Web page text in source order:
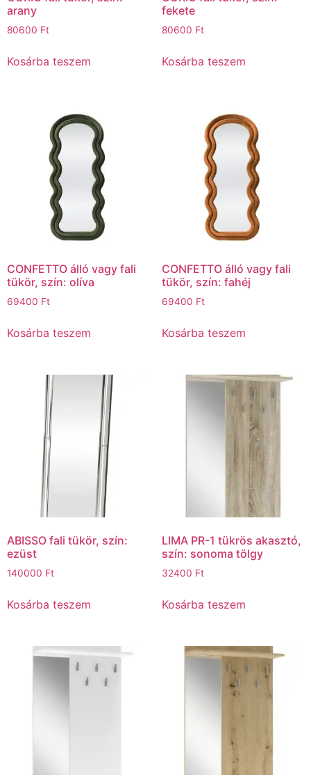
arany
80600 Ft
Kosárba teszem
fekete
80600 Ft
Kosárba teszem
CONFETTO álló vagy fali
tükör, szín: olíva
69400 Ft
Kosárba teszem
CONFETTO álló vagy fali
tükör, szín: fahéj
69400 Ft
Kosárba teszem
ABISSO fali tükör, szín:
ezüst
140000 Ft
Kosárba teszem
LIMA PR-1 tükrös akasztó,
szín: sonoma tölgy
32400 Ft
Kosárba teszem